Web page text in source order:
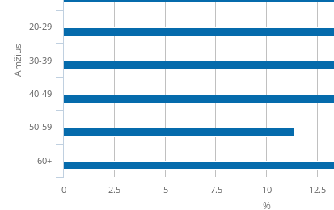
Amžius
%
20-29
30-39
40-49
50-59
60+
0 10
2.5 5 7.5 12.5